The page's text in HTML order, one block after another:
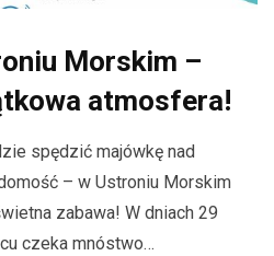
Morskim –
atmosfera!
spędzić majówkę nad
– w Ustroniu Morskim
zabawa! W dniach 29
czeka mnóstwo…